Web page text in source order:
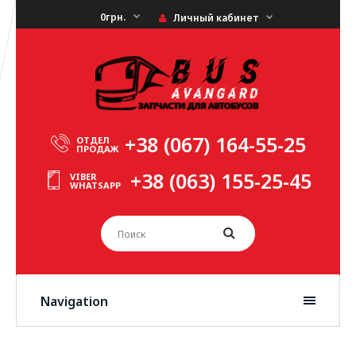
0грн. Личный кабинет
ОТДЕЛ
ПРОДАЖ +38 (067) 164-55-25
VIBER
WHATSAPP +38 (063) 155-25-45
Navigation